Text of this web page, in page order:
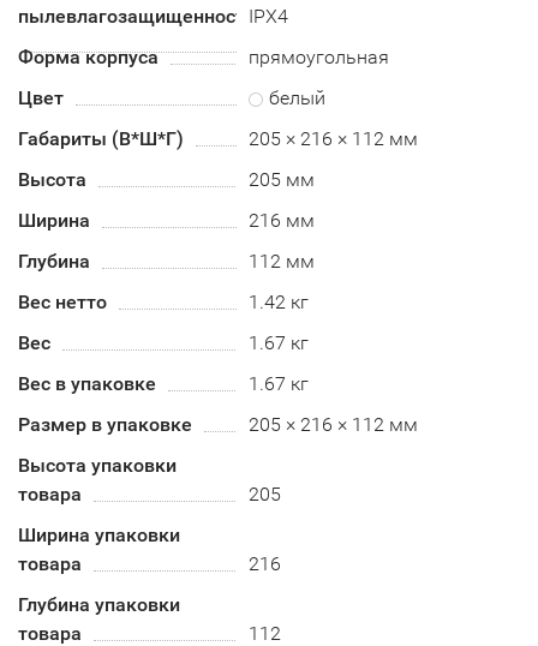
пылевлагозащищенностиIPX4
Форма корпуса
прямоугольная
Цвет
белый
Габариты (В*Ш*Г)
205 × 216 × 112 мм
Высота
205 мм
Ширина
216 мм
Глубина
112 мм
Вес нетто
1.42 кг
Вес
1.67 кг
Вес в упаковке
1.67 кг
Размер в упаковке
205 × 216 × 112 мм
Высота упаковки
товара
205
Ширина упаковки
товара
216
Глубина упаковки
товара
112